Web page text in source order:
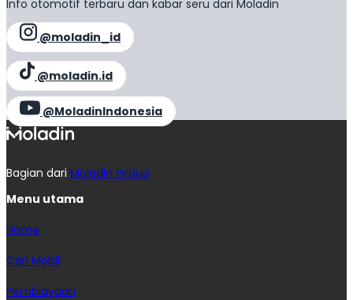
Info otomotif terbaru dan kabar seru dari Moladin
@moladin_id
@moladin.id
@MoladinIndonesia
Bagian dari Moladin Group
Menu utama
Home
Cari Mobil
Pembiayaan